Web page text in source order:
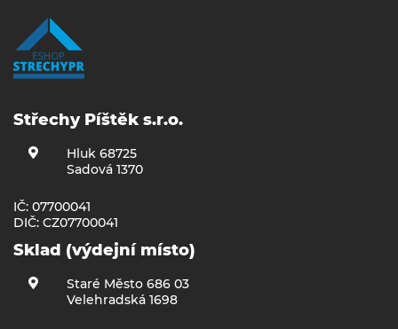
Střechy Píštěk s.r.o.
Hluk 68725
Sadová 1370
IČ: 07700041
DIČ: CZ07700041
Sklad (výdejní místo)
Staré Město 686 03
Velehradská 1698